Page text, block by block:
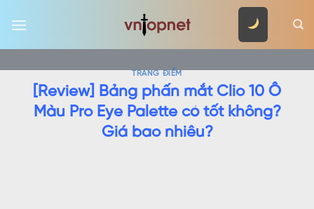
TRANG ĐIỂM
[Review] Bảng phấn mắt Clio 10 Ô
Màu Pro Eye Palette có tốt không?
Giá bao nhiêu?